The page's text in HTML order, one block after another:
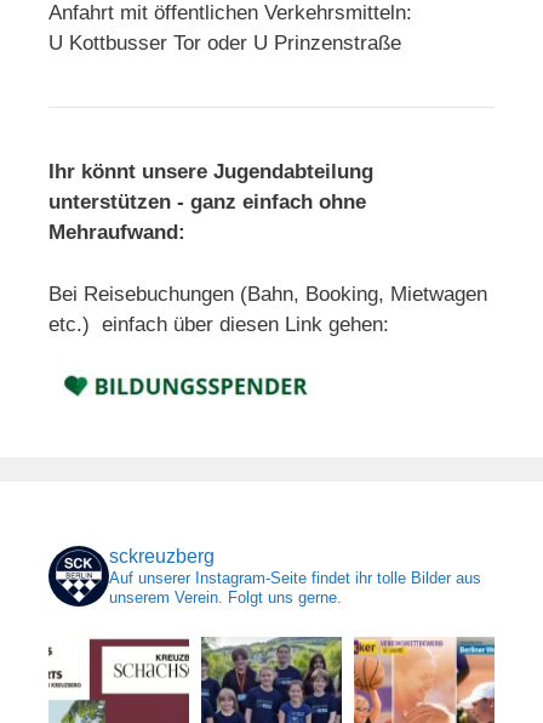
Anfahrt mit öffentlichen Verkehrsmitteln:
U Kottbusser Tor oder U Prinzenstraße
Ihr könnt unsere Jugendabteilung
unterstützen - ganz einfach ohne
Mehraufwand:
Bei Reisebuchungen (Bahn, Booking, Mietwagen
etc.) einfach über diesen Link gehen:
sckreuzberg
Auf unserer Instagram-Seite findet ihr tolle Bilder aus
unserem Verein. Folgt uns gerne.